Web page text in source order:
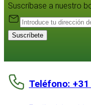
Suscríbase a nuestro
Suscríbete
Teléfono: